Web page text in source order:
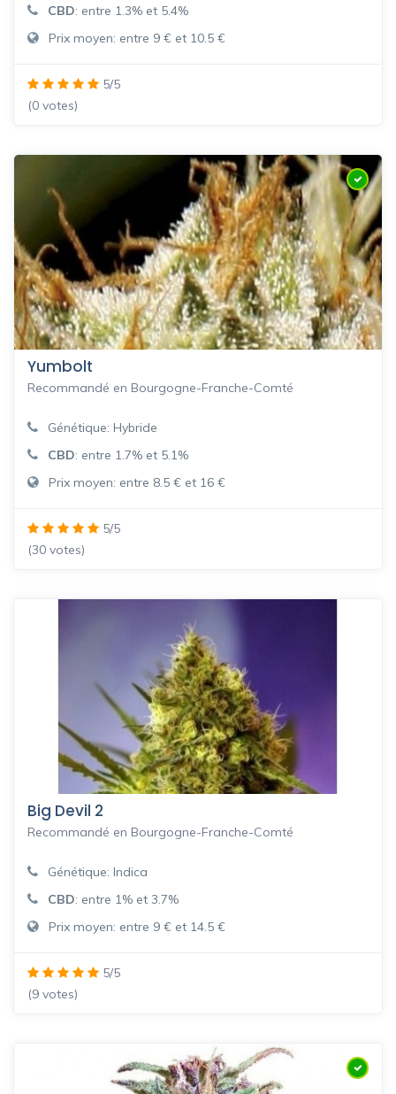
CBD: entre 1.3% et 5.4%
Prix moyen: entre 9 € et 10.5 €
5/5
(0 votes)
Yumbolt
Recommandé en Bourgogne-Franche-Comté
Génétique: Hybride
CBD: entre 1.7% et 5.1%
Prix moyen: entre 8.5 € et 16 €
5/5
(30 votes)
Big Devil 2
Recommandé en Bourgogne-Franche-Comté
Génétique: Indica
CBD: entre 1% et 3.7%
Prix moyen: entre 9 € et 14.5 €
5/5
(9 votes)